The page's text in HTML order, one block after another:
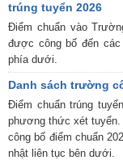
trúng tuyển 2026
Điểm chuẩn vào
được công bố đến
phía dưới.
Danh sách trường
Điểm chuẩn trúng
phương thức xét
công bố điểm chuẩn
nhật liên tục bên dưới.